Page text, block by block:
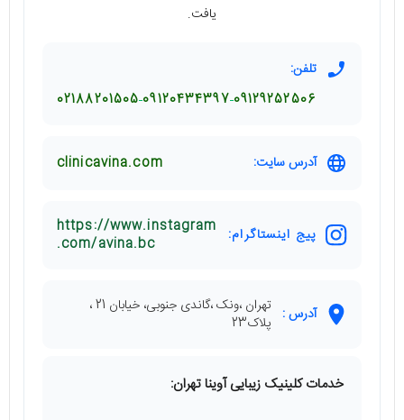
یافت.
تلفن:
09129252506
09120434397
02188201505
آدرس سایت: clinicavina.com
پیج اینستاگرام:
https://www.instagram
.com/avina.bc
آدرس :
تهران ،ونک ،گاندی جنوبی، خیابان 21 ،
پلاک23
خدمات کلینیک زیبایی آوینا تهران: